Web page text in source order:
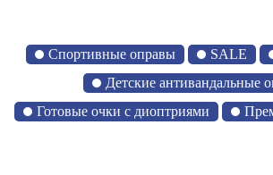
Спортивные оправы SALE
Детские антивандальные
Готовые очки с диоптриями